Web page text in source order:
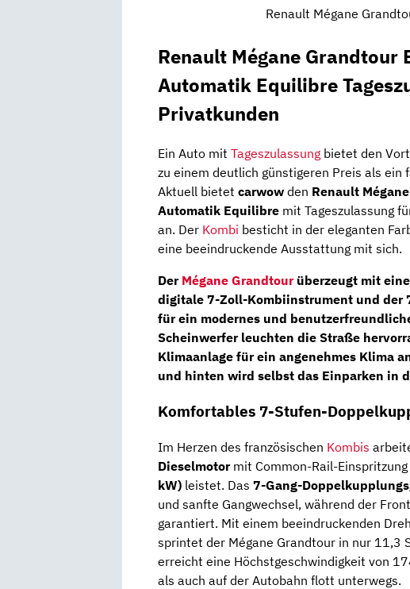
Renault Mégane
Renault Mégane Grandtour
Automatik Equilibre
Privatkunden
Ein Auto mit Tageszulassung bietet den
zu einem deutlich günstigeren Preis als ein
Aktuell bietet carwow den Renault
Automatik Equilibre mit Tageszulassung
an. Der Kombi besticht in der eleganten
eine beeindruckende Ausstattung mit sich.
Der Mégane Grandtourüberzeugt mit
digitale 7-Zoll-Kombiinstrument und der
für ein modernes und
Scheinwerferleuchten die Straße
Klimaanlage für ein angenehmes Klima
und hinten wird selbst das Einparken in
Komfortables 7-Stufen-
Im Herzen des französischen Kombis
Dieselmotormit Common-Rail-
kW) leistet. Das 7-Gang-
und sanfte Gangwechsel, während der
garantiert. Mit einem beeindruckenden
sprintet der Mégane Grandtour in nur 11,3
erreicht eine Höchstgeschwindigkeit von
als auch auf der Autobahn flott unterwegs.